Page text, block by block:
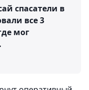
спасатели в
все 3
мог